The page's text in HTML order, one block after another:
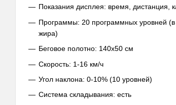
Показания дисплея: время, дистанция,
Программы: 20 программных уровней (в
жира)
Беговое полотно: 140х50 см
Скорость: 1-16 км/ч
Угол наклона: 0-10% (10 уровней)
Система складывания: есть